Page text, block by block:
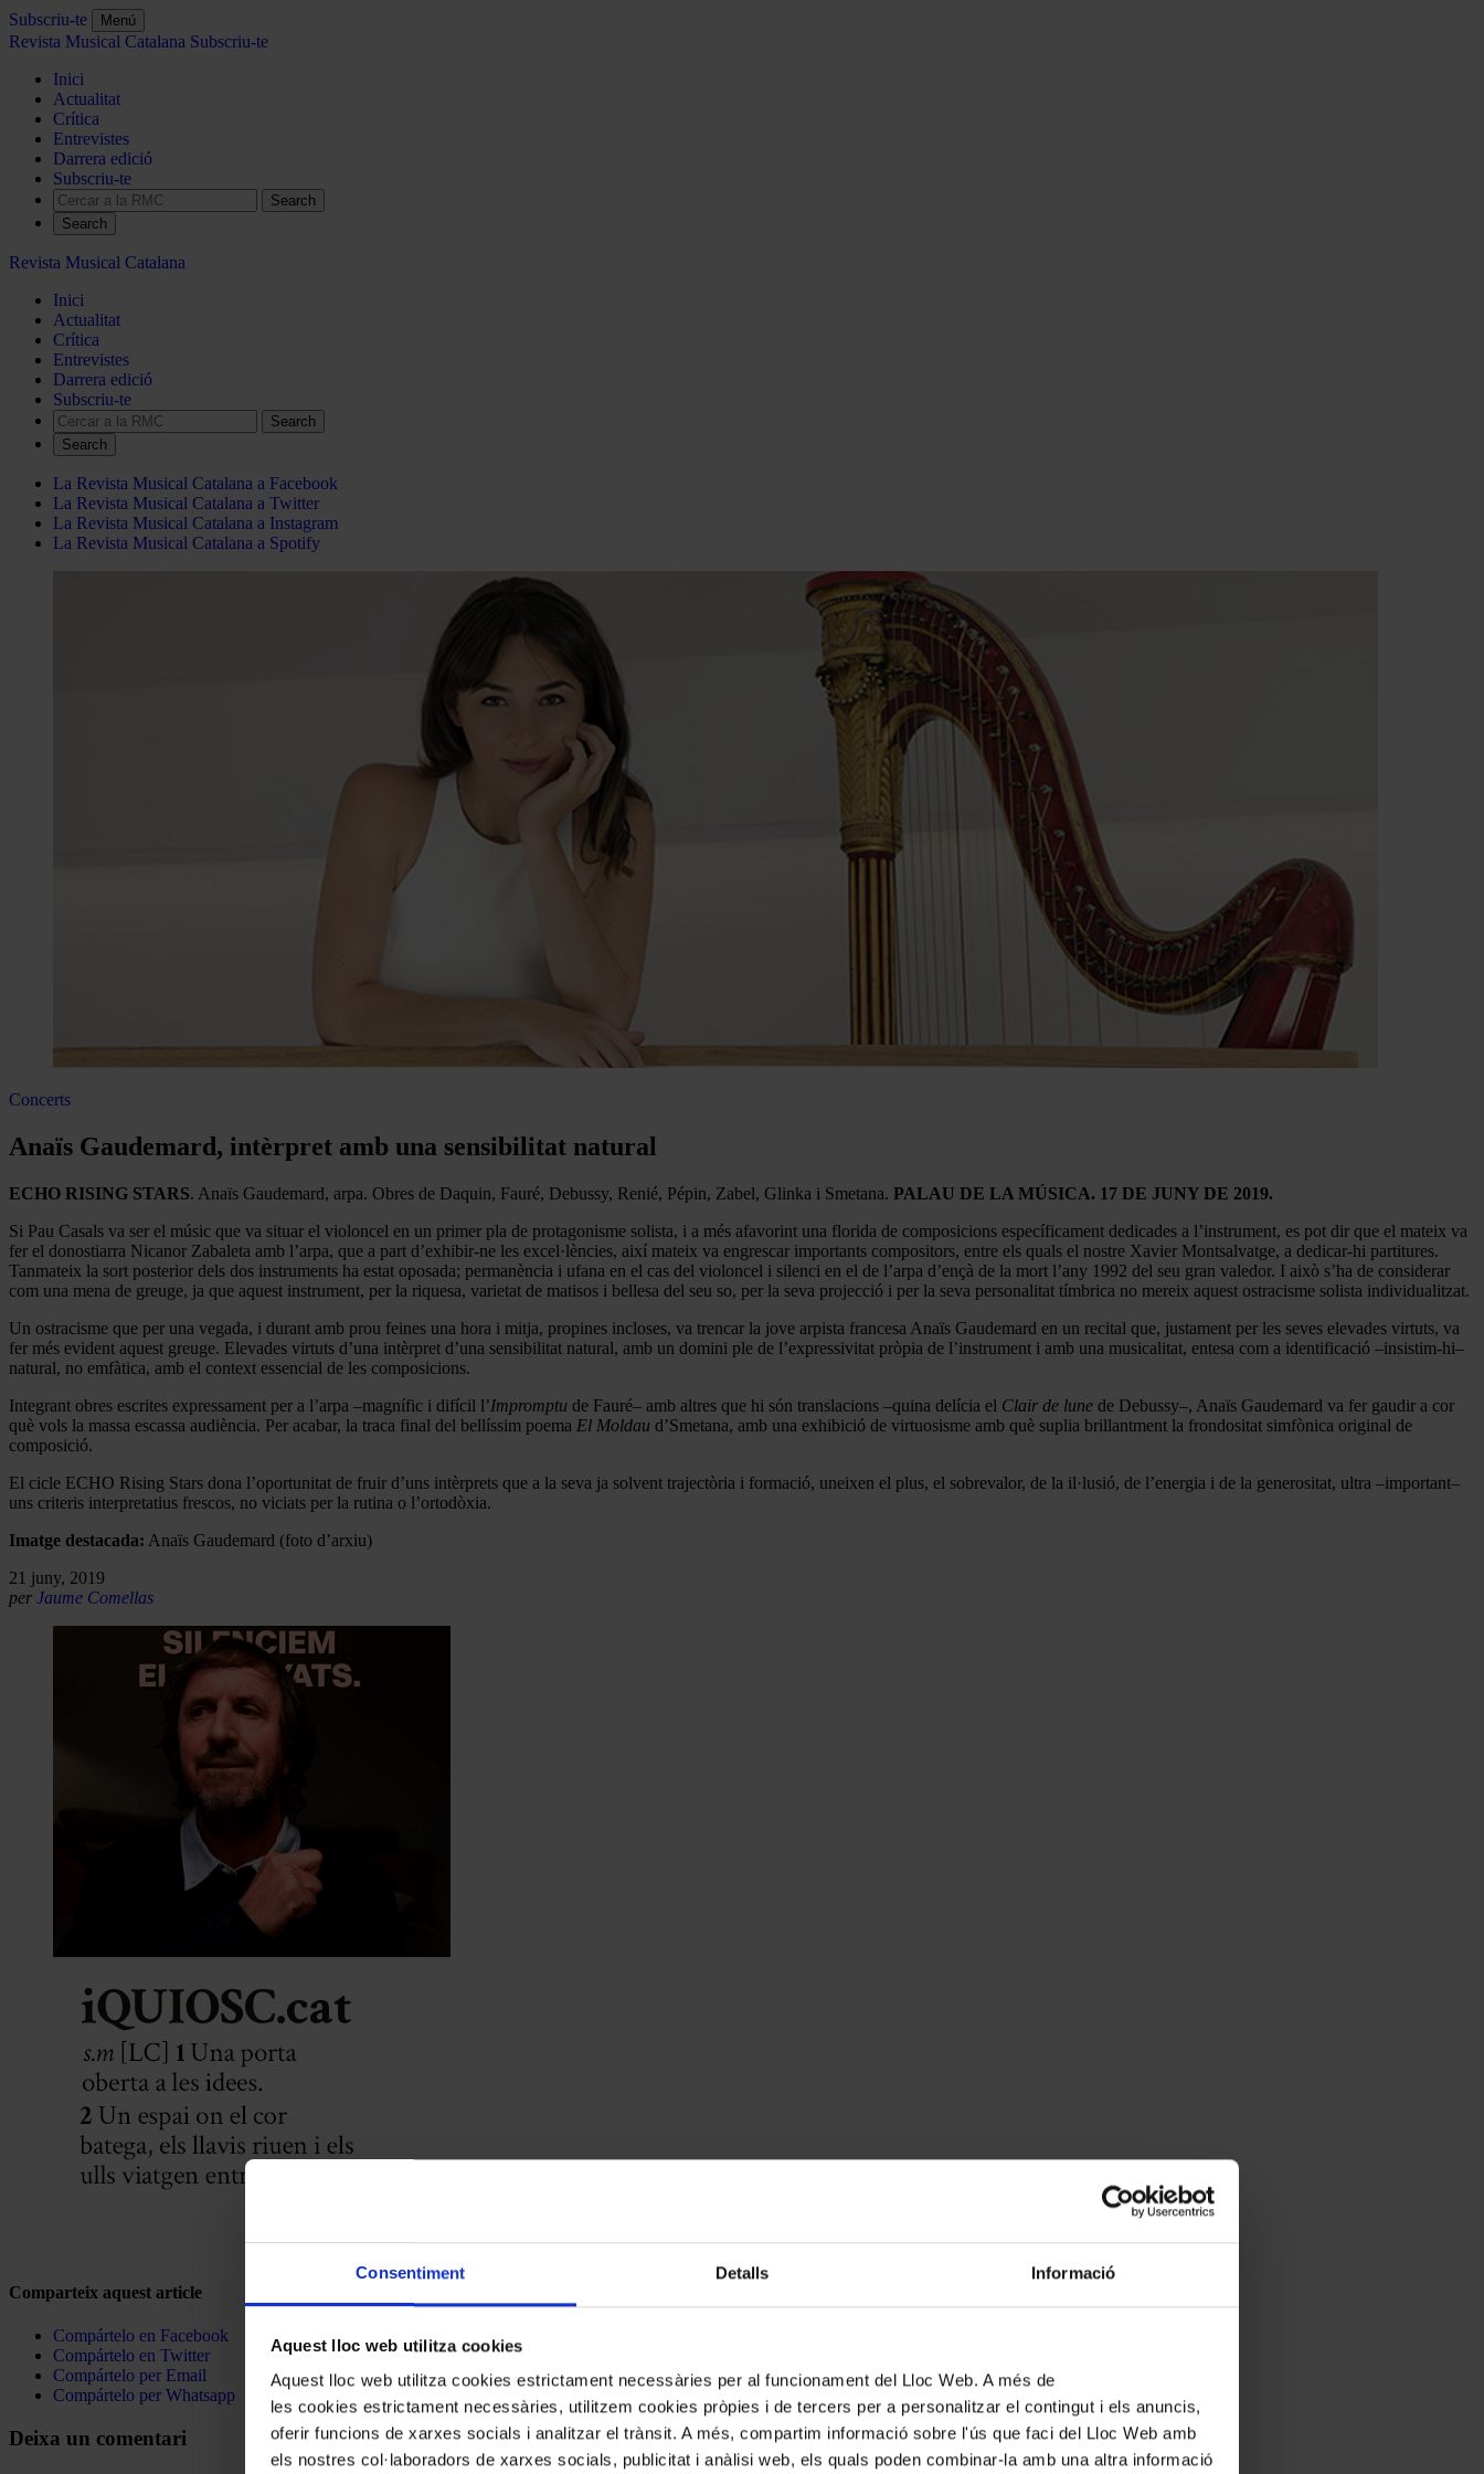
Consentiment Detalls Informació
Aquest lloc web utilitza cookies
Aquest lloc web utilitza cookies estrictament necessàries per al funcionament del Lloc Web. A més de
les cookies estrictament necessàries, utilitzem cookies pròpies i de tercers per a personalitzar el contingut i els anuncis,
oferir funcions de xarxes socials i analitzar el trànsit. A més, compartim informació sobre l'ús que faci del Lloc Web amb
els nostres col·laboradors de xarxes socials, publicitat i anàlisi web, els quals poden combinar-la amb una altra informació
Subscriu-te Menú
Revista Musical Catalana Subscriu-te
Inici
Actualitat
Crítica
Entrevistes
Darrera edició
Subscriu-te
Search
Revista Musical Catalana
Inici
Actualitat
Crítica
Entrevistes
Darrera edició
Subscriu-te
Search
La Revista Musical Catalana a Facebook
La Revista Musical Catalana a Twitter
La Revista Musical Catalana a Instagram
La Revista Musical Catalana a Spotify
Concerts
Anaïs Gaudemard, intèrpret amb una sensibilitat natural
ECHO RISING STARS. Anaïs Gaudemard, arpa. Obres de Daquin, Fauré, Debussy, Renié, Pépin, Zabel, Glinka i Smetana. PALAU DE LA MÚSICA. 17 DE JUNY DE 2019.
Si Pau Casals va ser el músic que va situar el violoncel en un primer pla de protagonisme solista, i a més afavorint una florida de composicions específicament dedicades a l’instrument, es pot dir que el mateix va
fer el donostiarra Nicanor Zabaleta amb l’arpa, que a part d’exhibir-ne les excel·lències, així mateix va engrescar importants compositors, entre els quals el nostre Xavier Montsalvatge, a dedicar-hi partitures.
Tanmateix la sort posterior dels dos instruments ha estat oposada; permanència i ufana en el cas del violoncel i silenci en el de l’arpa d’ençà de la mort l’any 1992 del seu gran valedor. I això s’ha de considerar
com una mena de greuge, ja que aquest instrument, per la riquesa, varietat de matisos i bellesa del seu so, per la seva projecció i per la seva personalitat tímbrica no mereix aquest ostracisme solista individualitzat.
Un ostracisme que per una vegada, i durant amb prou feines una hora i mitja, propines incloses, va trencar la jove arpista francesa Anaïs Gaudemard en un recital que, justament per les seves elevades virtuts, va
fer més evident aquest greuge. Elevades virtuts d’una intèrpret d’una sensibilitat natural, amb un domini ple de l’expressivitat pròpia de l’instrument i amb una musicalitat, entesa com a identificació –insistim-hi–
natural, no emfàtica, amb el context essencial de les composicions.
Integrant obres escrites expressament per a l’arpa –magnífic i difícil l’Impromptu de Fauré– amb altres que hi són translacions –quina delícia el Clair de lune de Debussy–, Anaïs Gaudemard va fer gaudir a cor
què vols la massa escassa audiència. Per acabar, la traca final del bellíssim poema El Moldau d’Smetana, amb una exhibició de virtuosisme amb què suplia brillantment la frondositat simfònica original de
composició.
El cicle ECHO Rising Stars dona l’oportunitat de fruir d’uns intèrprets que a la seva ja solvent trajectòria i formació, uneixen el plus, el sobrevalor, de la il·lusió, de l’energia i de la generositat, ultra –important–
uns criteris interpretatius frescos, no viciats per la rutina o l’ortodòxia.
Imatge destacada: Anaïs Gaudemard (foto d’arxiu)
21 juny, 2019
per Jaume Comellas
Comparteix aquest article
Compártelo en Facebook
Compártelo en Twitter
Compártelo per Email
Compártelo per Whatsapp
Deixa un comentari